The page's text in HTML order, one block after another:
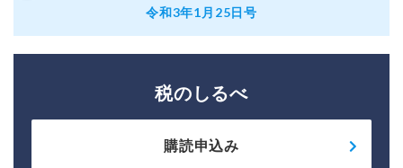
令和3年1月25日号
税のしるべ
購読申込み